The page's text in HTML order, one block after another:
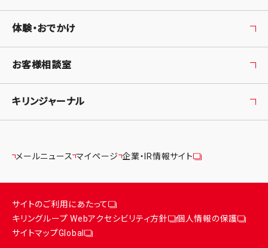
体験・おでかけ
お客様相談室
キリンジャーナル
メールニュース マイページ 企業・IR情報サイト
サイトのご利用にあたって
キリングループ Webアクセシビリティ方針
個人情報の保護
サイトマップGlobal